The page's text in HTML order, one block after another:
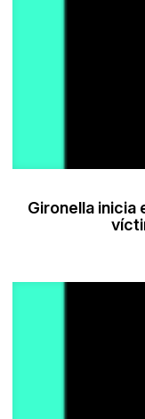
Gironella inicia